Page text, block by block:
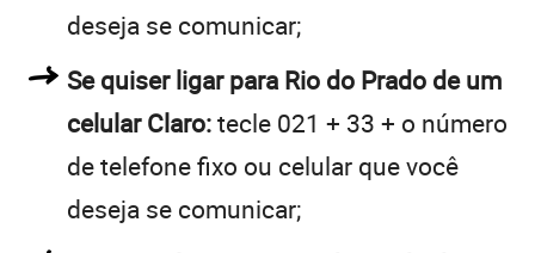
deseja se comunicar;
Se quiser ligar para Rio do Prado de um
celular Claro:tecle 021 + 33 + o número
de telefone fixo ou celular que você
deseja se comunicar;